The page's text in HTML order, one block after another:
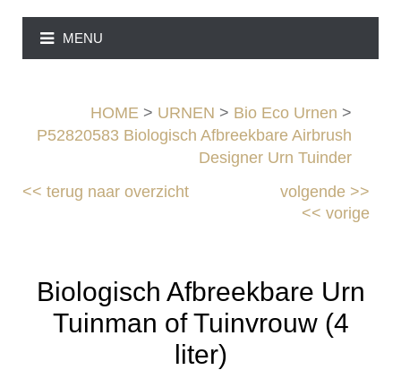
MENU
HOME > URNEN > Bio Eco Urnen >
P52820583 Biologisch Afbreekbare Airbrush
Designer Urn Tuinder
<<terug naar overzicht volgende>>
<< vorige
Biologisch Afbreekbare Urn
Tuinman of Tuinvrouw (4
liter)